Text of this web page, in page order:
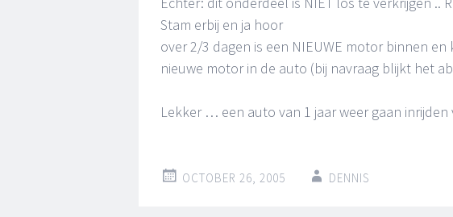
Stam erbij en ja hoor
over 2/3 dagen is een NIEUWE motor binnen
nieuwe motor in de auto (bij navraag blijkt het
Lekker … een auto van 1 jaar weer gaan
OCTOBER 26, 2005 DENNIS